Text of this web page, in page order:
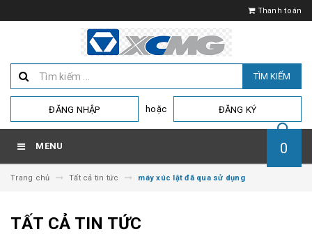
Thanh toán
TÌM KIẾM
ĐĂNG NHẬP hoặc ĐĂNG KÝ
MENU 0
Trang chủ Tất cả tin tức máy xúc lật đã qua sử dụng
TẤT CẢ TIN TỨC